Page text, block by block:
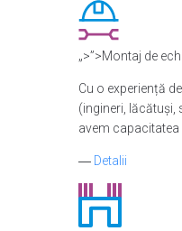
„>”>Montaj de
Cu o experiență
(ingineri,
avem
― Detalii